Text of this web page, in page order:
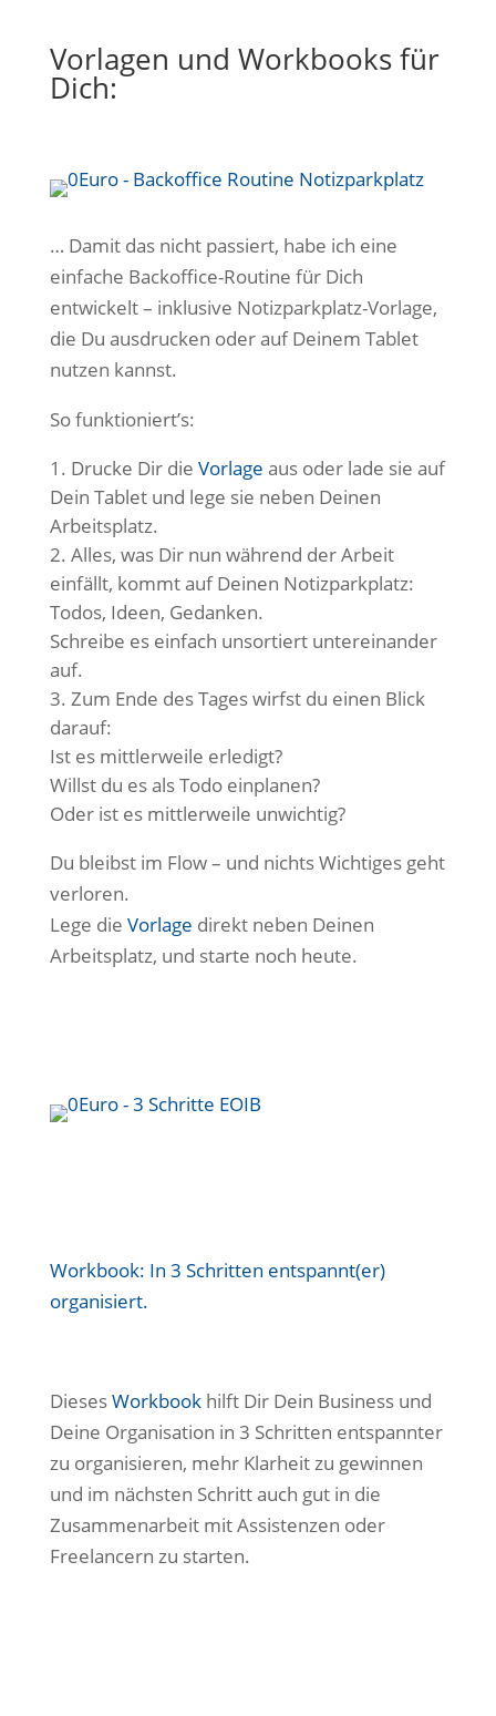
Vorlagen und Workbooks für
Dich:
… Damit das nicht passiert, habe ich eine
einfache Backoffice-Routine für Dich
entwickelt – inklusive Notizparkplatz-Vorlage,
die Du ausdrucken oder auf Deinem Tablet
nutzen kannst.
So funktioniert’s:
Drucke Dir die Vorlage aus oder lade sie auf
Dein Tablet und lege sie neben Deinen
Arbeitsplatz.
Alles, was Dir nun während der Arbeit
einfällt, kommt auf Deinen Notizparkplatz:
Todos, Ideen, Gedanken.
Schreibe es einfach unsortiert untereinander
auf.
Zum Ende des Tages wirfst du einen Blick
darauf:
Ist es mittlerweile erledigt?
Willst du es als Todo einplanen?
Oder ist es mittlerweile unwichtig?
Du bleibst im Flow – und nichts Wichtiges geht
verloren.
Lege die Vorlage direkt neben Deinen
Arbeitsplatz, und starte noch heute.
Workbook: In 3 Schritten entspannt(er)
organisiert.
DiesesWorkbookhilft Dir Dein Business und
Deine Organisation in 3 Schritten entspannter
zu organisieren, mehr Klarheit zu gewinnen
und im nächsten Schritt auch gut in die
Zusammenarbeit mit Assistenzen oder
Freelancern zu starten.